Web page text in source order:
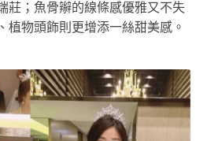
莊；魚骨辮的線條感優雅又不失
植物頭飾則更增添一絲甜美感。